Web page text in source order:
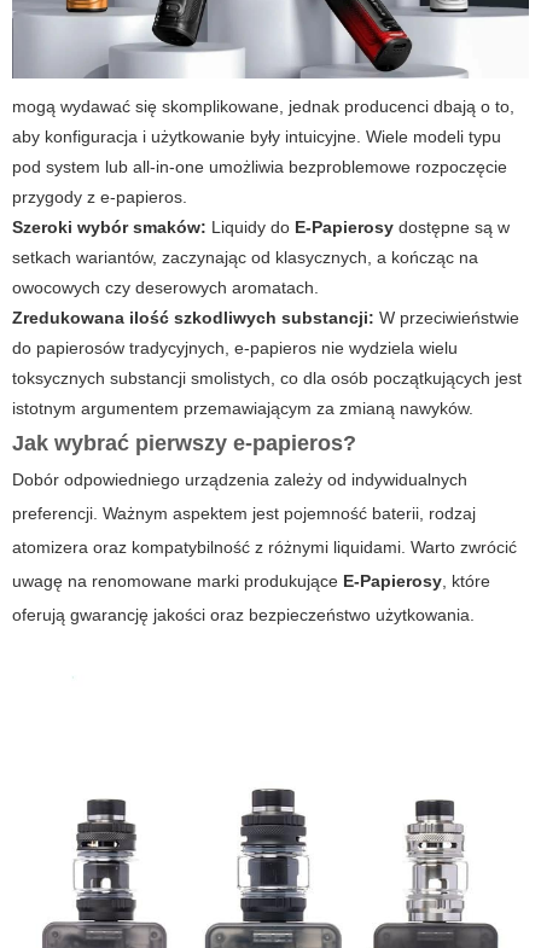
mogą wydawać się skomplikowane, jednak producenci dbają o to,
aby konfiguracja i użytkowanie były intuicyjne. Wiele modeli typu
pod system lub all-in-one umożliwia bezproblemowe rozpoczęcie
przygody z e-papieros.
Szeroki wybór smaków: Liquidy do E-Papierosy dostępne są w
setkach wariantów, zaczynając od klasycznych, a kończąc na
owocowych czy deserowych aromatach.
Zredukowana ilość szkodliwych substancji: W przeciwieństwie
do papierosów tradycyjnych, e-papieros nie wydziela wielu
toksycznych substancji smolistych, co dla osób początkujących jest
istotnym argumentem przemawiającym za zmianą nawyków.
Jak wybrać pierwszy e-papieros?
Dobór odpowiedniego urządzenia zależy od indywidualnych
preferencji. Ważnym aspektem jest pojemność baterii, rodzaj
atomizera oraz kompatybilność z różnymi liquidami. Warto zwrócić
uwagę na renomowane marki produkujące E-Papierosy, które
oferują gwarancję jakości oraz bezpieczeństwo użytkowania.